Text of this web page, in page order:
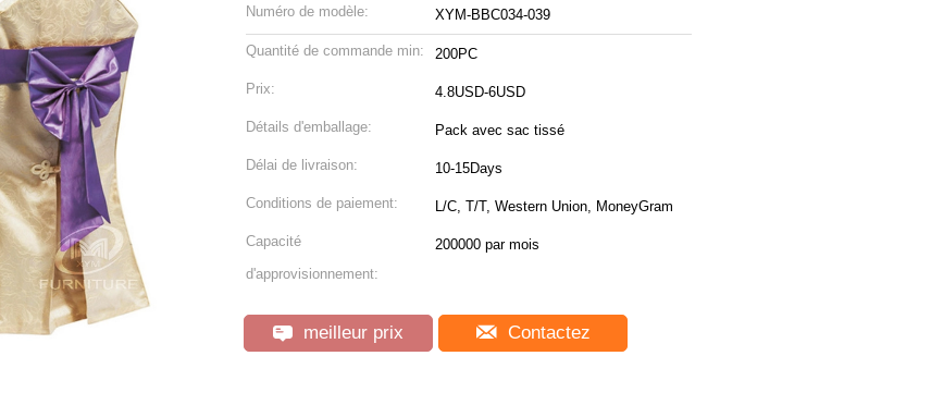
Numéro de modèle: XYM-BBC034-039
Quantité de commande min: 200PC
Prix: 4.8USD-6USD
Détails d'emballage: Pack avec sac tissé
Délai de livraison: 10-15Days
Conditions de paiement: L/C, T/T, Western Union, MoneyGram
Capacité
d'approvisionnement:
200000 par mois
meilleur prix Contactez